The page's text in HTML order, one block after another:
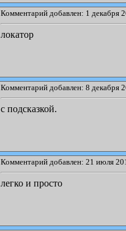
Комментарий добавлен: 1 декабря
локатор
Комментарий добавлен: 8 декабря
с подсказкой.
Комментарий добавлен: 21 июля
легко и просто